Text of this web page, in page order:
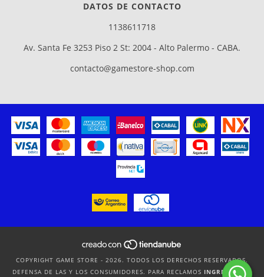
DATOS DE CONTACTO
1138611718
Av. Santa Fe 3253 Piso 2 St: 2004 - Alto Palermo - CABA.
contacto@gamestore-shop.com
COPYRIGHT GAME STORE - 2026. TODOS LOS DERECHOS RESERVADOS.
DEFENSA DE LAS Y LOS CONSUMIDORES. PARA RECLAMOS INGRESÁ ACÁ.